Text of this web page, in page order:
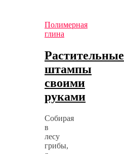
Полимерная
глина
Растительные
штампы
своими
руками
Собирая
в
лесу
грибы,